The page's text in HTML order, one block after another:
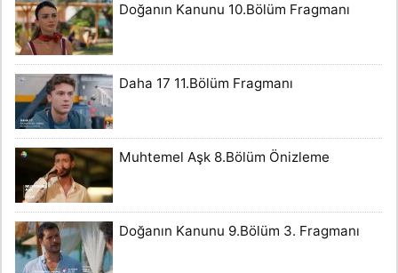
Doğanın Kanunu 10.Bölüm Fragmanı
Daha 17 11.Bölüm Fragmanı
Muhtemel Aşk 8.Bölüm Önizleme
Doğanın Kanunu 9.Bölüm 3. Fragmanı